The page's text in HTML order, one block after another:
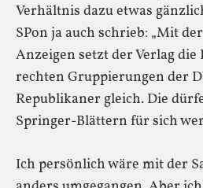
Verhältnis dazu etwas
SPon ja auch schrieb: „Mit
Anzeigen setzt der Verlag die
rechten Gruppierungen der
Republikaner gleich. Die
Springer-Blättern für sich
Ich persönlich wäre mit der